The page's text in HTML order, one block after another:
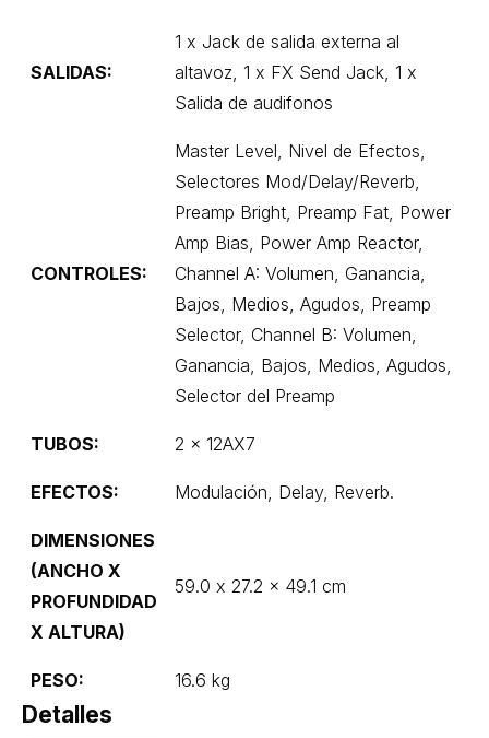
SALIDAS:
1 x Jack de salida externa al
altavoz, 1 x FX Send Jack, 1 x
Salida de audifonos
CONTROLES:
Master Level, Nivel de Efectos,
Selectores Mod/Delay/Reverb,
Preamp Bright, Preamp Fat, Power
Amp Bias, Power Amp Reactor,
Channel A: Volumen, Ganancia,
Bajos, Medios, Agudos, Preamp
Selector, Channel B: Volumen,
Ganancia, Bajos, Medios, Agudos,
Selector del Preamp
TUBOS: 2 x 12AX7
EFECTOS: Modulación, Delay, Reverb.
DIMENSIONES
(ANCHO X
PROFUNDIDAD
X ALTURA)
59.0 x 27.2 x 49.1 cm
PESO: 16.6 kg
Detalles